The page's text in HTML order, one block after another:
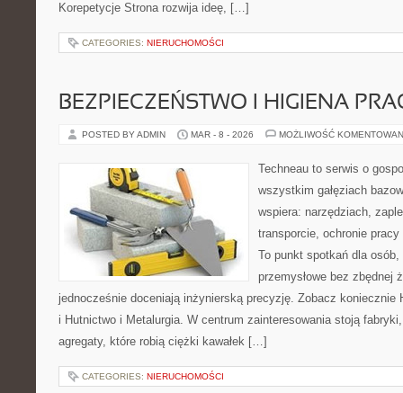
Korepetycje Strona rozwija ideę, […]
CATEGORIES: NIERUCHOMOŚCI
BEZPIECZEŃSTWO I HIGIENA
POSTED BY ADMIN MAR - 8 - 2026 MOŻLIWOŚĆ
Techneau to serwis o
wszystkim gałęziach
wspiera: narzędziach,
transporcie, ochronie
To punkt spotkań dla
przemysłowe bez zbędnej
jednocześnie doceniają inżynierską precyzję. Zobacz koniecznie
i Hutnictwo i Metalurgia. W centrum zainteresowania stoją
agregaty, które robią ciężki kawałek […]
CATEGORIES: NIERUCHOMOŚCI